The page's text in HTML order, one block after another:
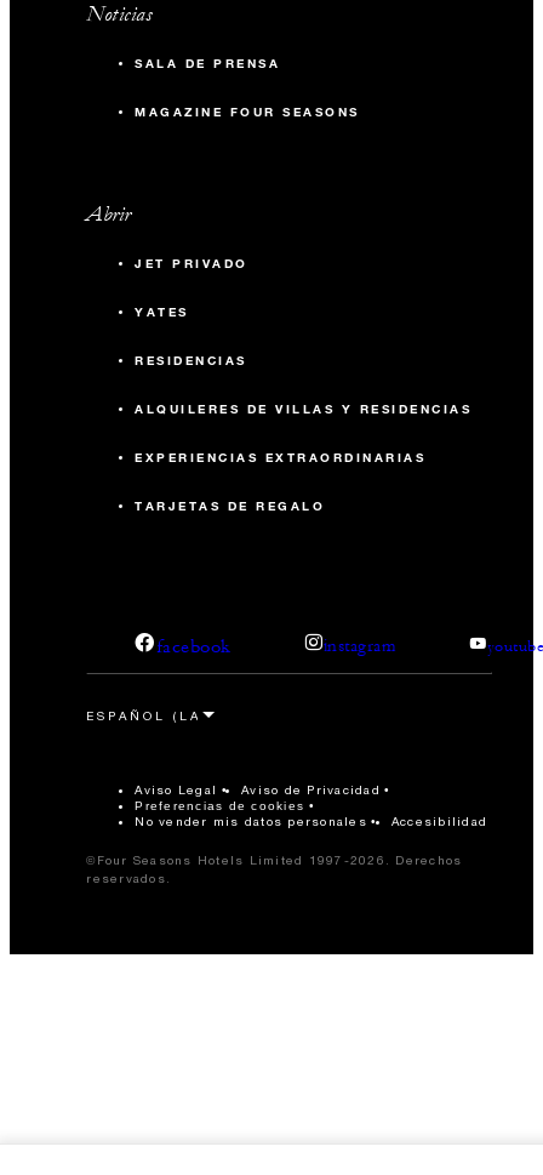
Noticias
SALA DE PRENSA
MAGAZINE FOUR SEASONS
Abrir
JET PRIVADO
YATES
RESIDENCIAS
ALQUILERES DE VILLAS Y RESIDENCIAS
EXPERIENCIAS EXTRAORDINARIAS
TARJETAS DE REGALO
facebook instagram
Aviso Legal Aviso de Privacidad
Preferencias de cookies
No vender mis datos personales Accesibilidad
©Four Seasons Hotels Limited 1997-2026. Derechos
reservados.